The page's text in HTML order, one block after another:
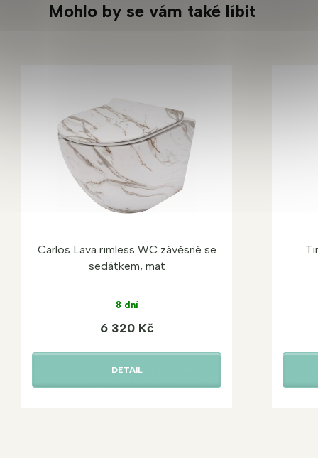
Mohlo by se vám také líbit
Carlos Lava rimless WC závěsné se
sedátkem, mat
8 dní
6 320 Kč
DETAIL